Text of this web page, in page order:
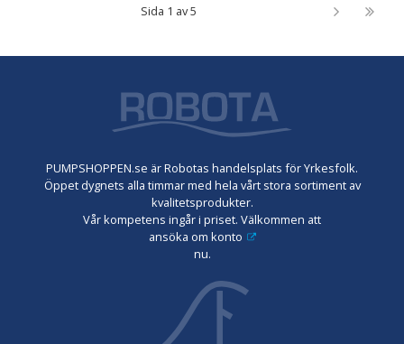
Sida 1 av 5
PUMPSHOPPEN.se är Robotas handelsplats för Yrkesfolk.
Öppet dygnets alla timmar med hela vårt stora sortiment av
kvalitetsprodukter.
Vår kompetens ingår i priset. Välkommen att
ansöka om konto
nu.